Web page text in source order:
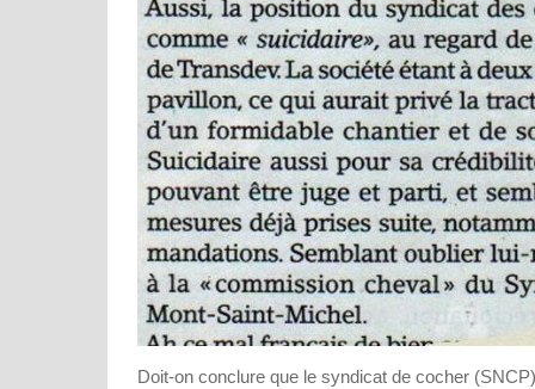
Doit-on conclure que le syndicat de cocher